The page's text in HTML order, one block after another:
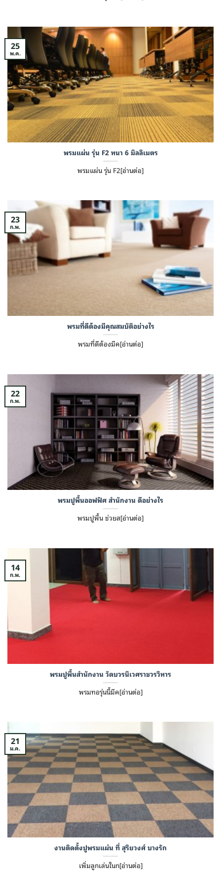
พรมแผ่น รุ่น F2 หนา 6 มิลลิเมตร
พรมแผ่น รุ่น F2[อ่านต่อ]
25
พ.ค.
พรมที่ดีต้องมีคุณสมบัติอย่างไร
พรมที่ดีต้องมีค[อ่านต่อ]
23
ก.พ.
พรมปูพื้นออฟฟิศ สำนักงาน ดีอย่างไร
พรมปูพื้น ช่วยส[อ่านต่อ]
22
ก.พ.
พรมปูพื้นสำนักงาน วัดบวรนิเวศราชวรวิหาร
พรมทอรุ่นนี้มีค[อ่านต่อ]
14
ก.พ.
งานติดตั้งปูพรมแผ่น ที่ สุริยวงศ์ บางรัก
เพิ่มลูกเล่นในก[อ่านต่อ]
21
ม.ค.